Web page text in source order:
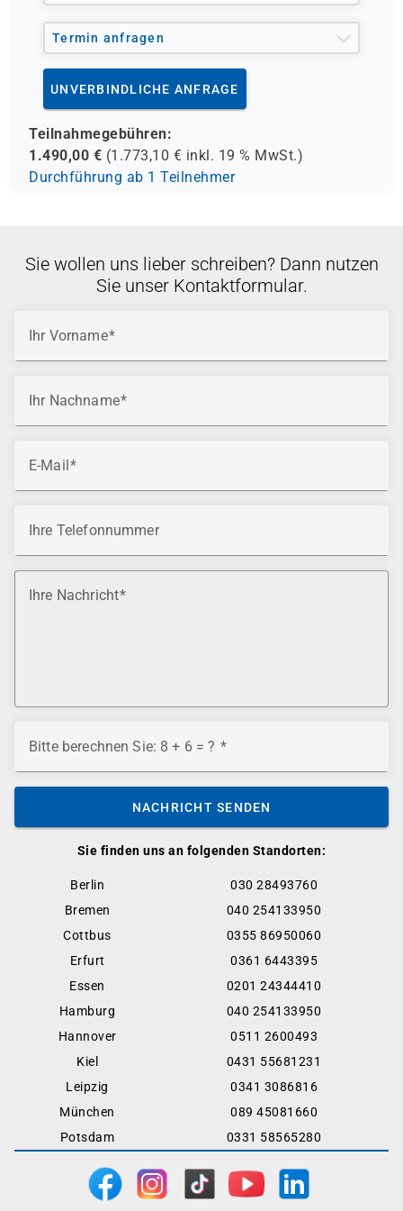
Termin anfragen
UNVERBINDLICHE ANFRAGE
Teilnahmegebühren:
1.490,00 € (1.773,10 € inkl. 19 % MwSt.)
Durchführung ab 1 Teilnehmer
Sie finden uns an folgenden Standorten:
Berlin
030 28493760
Bremen
040 254133950
Cottbus
0355 86950060
Erfurt
0361 6443395
Essen
0201 24344410
Hamburg
040 254133950
Hannover
0511 2600493
Kiel
0431 55681231
Leipzig
0341 3086816
München
089 45081660
Potsdam
0331 58565280
Sie wollen uns lieber schreiben? Dann nutzen
Sie unser Kontaktformular.
Ihr Vorname
Ihr Nachname
E-Mail
Ihre Telefonnummer
Ihre Nachricht
Bitte berechnen Sie: 8 + 6 = ?
NACHRICHT SENDEN